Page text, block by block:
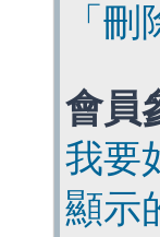
「
會員
我要
顯示